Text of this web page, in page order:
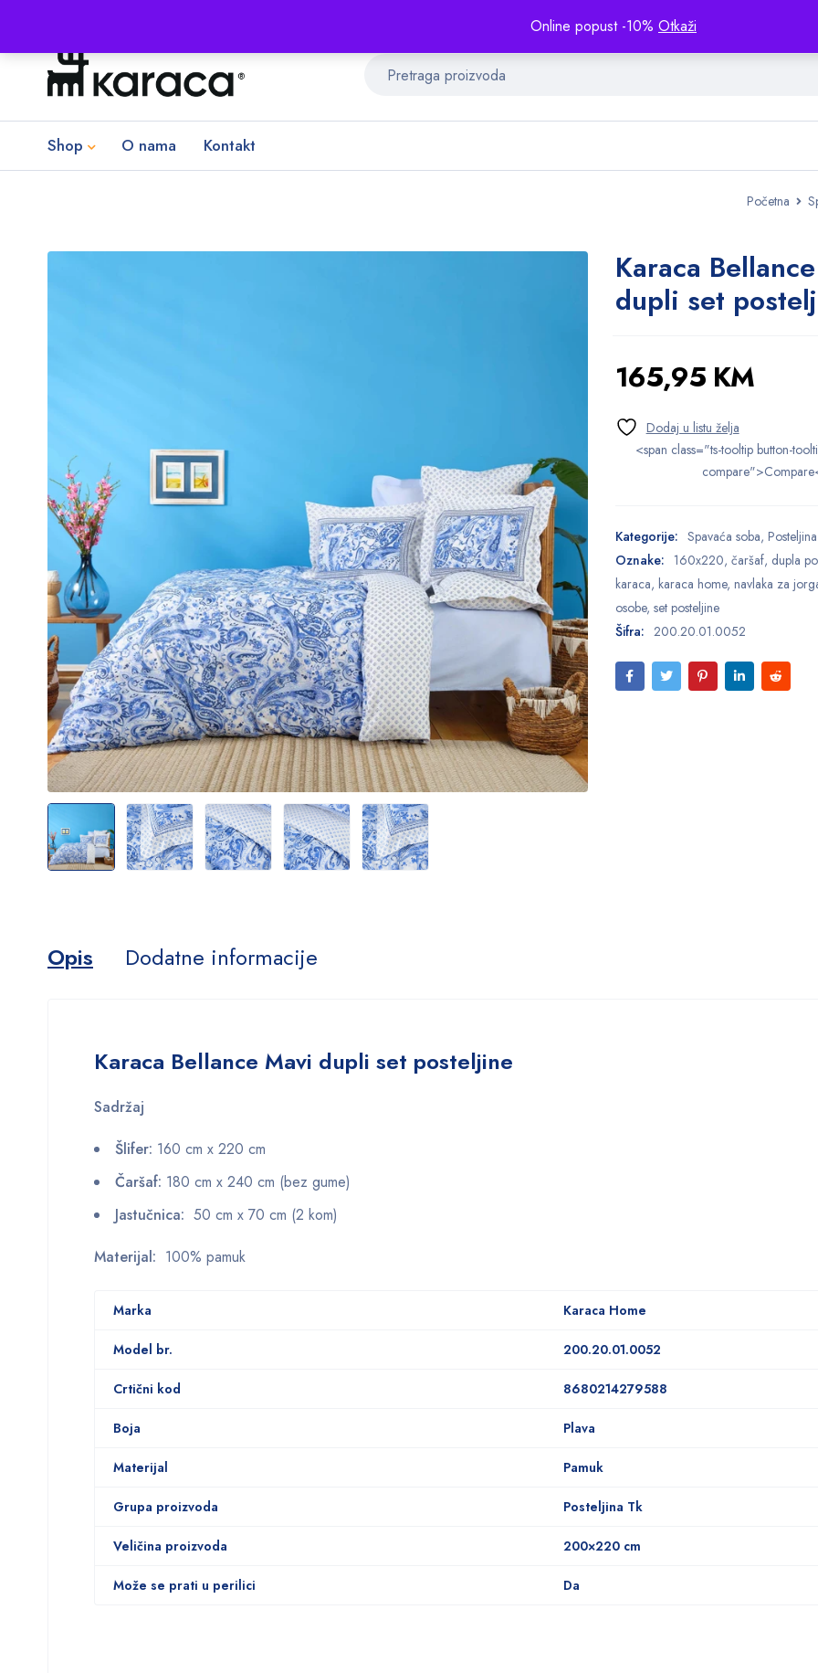
Online popust -10% Otkaži
Shop O nama Kontakt
Početna
Karaca
dupli set
165,95 KM
<span class="ts-tooltip button-
Kategorije: Spavaća soba, Posteljina
Oznake: 160x220, čaršaf, dupla
karaca, karaca home, navlaka za
osobe, set posteljine
Šifra: 200.20.01.0052
Opis Dodatne informacije
Karaca Bellance Mavi dupli set posteljine
Sadržaj
Šlifer: 160 cm x 220 cm
Čaršaf: 180 cm x 240 cm (bez gume)
Jastučnica: 50 cm x 70 cm (2 kom)
Materijal: 100% pamuk
Marka Karaca Home
Model br. 200.20.01.0052
Crtični kod 8680214279588
Boja Plava
Materijal Pamuk
Grupa proizvoda Posteljina Tk
Veličina proizvoda 200×220 cm
Može se prati u perilici Da